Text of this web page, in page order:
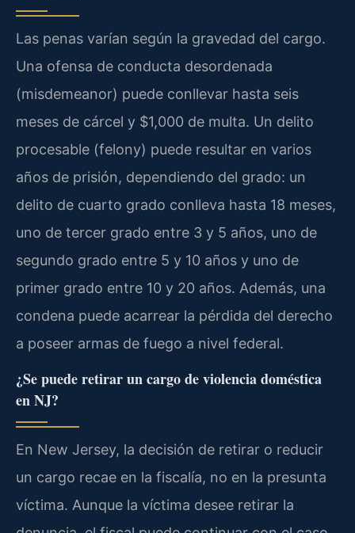
Las penas varían según la gravedad del cargo.
Una ofensa de conducta desordenada
(misdemeanor) puede conllevar hasta seis
meses de cárcel y $1,000 de multa. Un delito
procesable (felony) puede resultar en varios
años de prisión, dependiendo del grado: un
delito de cuarto grado conlleva hasta 18 meses,
uno de tercer grado entre 3 y 5 años, uno de
segundo grado entre 5 y 10 años y uno de
primer grado entre 10 y 20 años. Además, una
condena puede acarrear la pérdida del derecho
a poseer armas de fuego a nivel federal.
¿Se puede retirar un cargo de violencia doméstica
en NJ?
En New Jersey, la decisión de retirar o reducir
un cargo recae en la fiscalía, no en la presunta
víctima. Aunque la víctima desee retirar la